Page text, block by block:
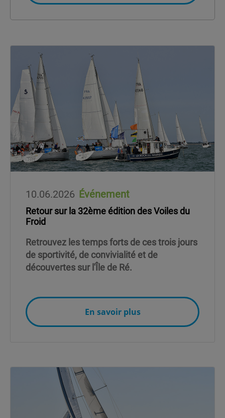
10.06.2026 Événement
Retour sur la 32ème édition des Voiles du
Froid
Retrouvez les temps forts de ces trois jours
de sportivité, de convivialité et de
découvertes sur l'Île de Ré.
En savoir plus